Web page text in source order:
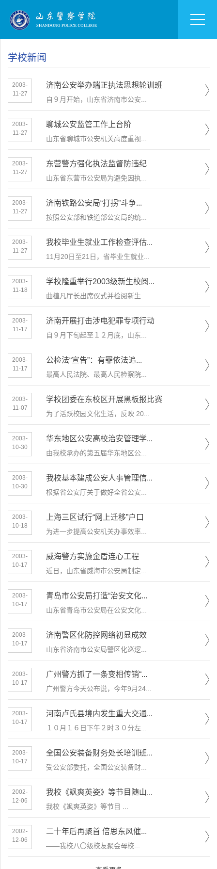
学校新闻
2003-
11-27
济南公安举办端正执法思想轮训班
自９月开始，山东省济南市公安...
2003-
11-27
聊城公安监管工作上台阶
山东省聊城市公安机关高度重视...
2003-
11-27
东营警方强化执法监督防违纪
山东省东营市公安局为避免因执...
2003-
11-27
济南铁路公安局“打拐”斗争...
按照公安部和铁道部公安局的统...
2003-
11-27
我校毕业生就业工作检查评估...
11月20日至21日，省毕业生就业...
2003-
11-18
学校隆重举行2003级新生校阅...
曲植凡厅长出席仪式并检阅新生 ...
2003-
11-17
济南开展打击涉电犯罪专项行动
自９月下旬起至１２月底，山东...
2003-
11-17
公检法“宣告”：有罪依法追...
最高人民法院、最高人民检察院...
2003-
11-07
学校团委在东校区开展黑板报比赛
为了活跃校园文化生活，反映 20...
2003-
10-30
华东地区公安高校治安管理学...
由我校承办的第五届华东地区公...
2003-
10-30
我校基本建成公安人事管理信...
根据省公安厅关于做好全省公安...
2003-
10-18
上海三区试行“网上迁移”户口
为进一步提高公安机关办事效率...
2003-
10-17
威海警方实施金盾连心工程
近日，山东省威海市公安局制定...
2003-
10-17
青岛市公安局打造“治安文化...
山东省青岛市公安局在公安文化...
2003-
10-17
济南警区化防控网络初显成效
山东省济南市公安局警区化巡逻...
2003-
10-17
广州警方抓了一条变相传销“...
广州警方今天公布说，今年9月24...
2003-
10-17
河南卢氏县境内发生重大交通...
１０月１６日下午２时３０分左...
2003-
10-17
全国公安装备财务处长培训班...
受公安部委托，全国公安装备财...
2002-
12-06
我校《飒爽英姿》等节目随山...
我校《飒爽英姿》等节目 ...
2002-
12-06
二十年后再聚首 倍思东风催...
​——我校八〇级校友聚会母校...